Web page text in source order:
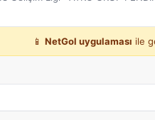
📱 NetGol uygulaması ile